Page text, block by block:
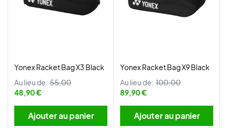
Yonex Racket Bag X3 Black
Au lieu de: 55,00
48,90 €
Ajouter au panier
Yonex Racket Bag X9 Black
Au lieu de: 100,00
89,90 €
Ajouter au panier